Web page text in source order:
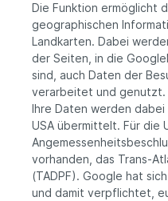
Die Funktion ermöglicht
geographischen
Landkarten. Dabei
der Seiten, in die
sind, auch Daten der
verarbeitet und genutzt.
Ihre Daten werden
USA übermittelt. Für die
vorhanden, das Trans-
(TADPF). Google hat
und damit verpflichtet,